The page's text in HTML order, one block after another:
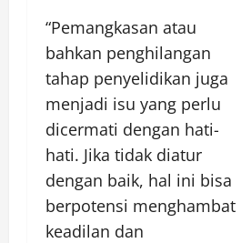
“Pemangkasan atau
bahkan penghilangan
tahap penyelidikan juga
menjadi isu yang perlu
dicermati dengan hati-
hati. Jika tidak diatur
dengan baik, hal ini bisa
berpotensi menghambat
keadilan dan